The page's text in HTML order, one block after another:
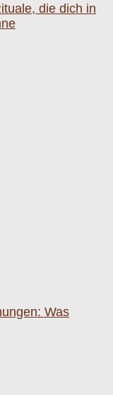
die dich in
Was